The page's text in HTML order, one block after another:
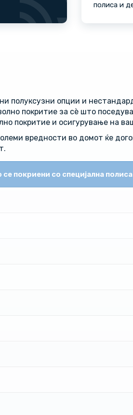
полиса и
полуксузни опции и
покритие за сè што
покритие и осигурување на
вредности во домот ќе
покриени со специјална полиса